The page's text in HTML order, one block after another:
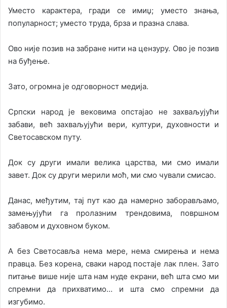
Уместо карактера, гради се имиџ; уместо знања,
популарност; уместо труда, брза и празна слава.
Ово није позив на забране нити на цензуру. Ово је позив
на буђење.
Зато, огромна је одговорност медија.
Српски народ је вековима опстајао не захваљујући
забави, већ захваљујући вери, култури, духовности и
Светосавском путу.
Док су други имали велика царства, ми смо имали
завет. Док су други мерили моћ, ми смо чували смисао.
Данас, међутим, тај пут као да намерно заборављамо,
замењујући га пролазним трендовима, површном
забавом и духовном буком.
А без Светосавља нема мере, нема смирења и нема
правца. Без корена, сваки народ постаје лак плен. Зато
питање више није шта нам нуде екрани, већ шта смо ми
спремни да прихватимо… и шта смо спремни да
изгубимо.